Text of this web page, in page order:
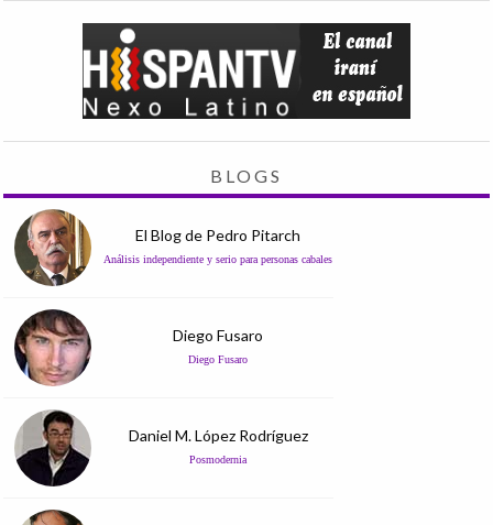
BLOGS
El Blog de Pedro Pitarch
Análisis independiente y serio para personas cabales
Diego Fusaro
Diego Fusaro
Daniel M. López Rodríguez
Posmodernia